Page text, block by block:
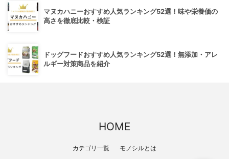
マヌカハニーおすすめ人気ランキング52選！味や栄養価の
高さを徹底比較・検証
ドッグフードおすすめ人気ランキング52選！無添加・アレ
ルギー対策商品を紹介
HOME
カテゴリ一覧 モノシルとは